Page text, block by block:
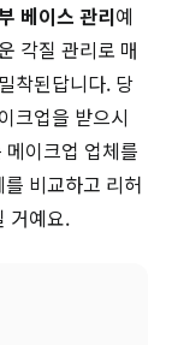
베이스 관리예
각질 관리로 매
착된답니다. 당
크업을 받으시
이크업 업체를
비교하고 리허
거예요.